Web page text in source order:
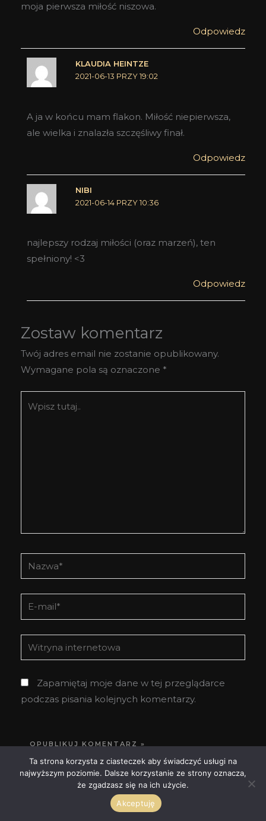
moja pierwsza miłość niszowa.
Odpowiedz
KLAUDIA HEINTZE
2021-06-13 PRZY 19:02
A ja w końcu mam flakon. Miłość niepierwsza,
ale wielka i znalazła szczęśliwy finał.
Odpowiedz
NIBI
2021-06-14 PRZY 10:36
najlepszy rodzaj miłości (oraz marzeń), ten
spełniony! <3
Odpowiedz
Zostaw komentarz
Twój adres email nie zostanie opublikowany.
Wymagane pola są oznaczone *
tutaj..
Nazwa*
E-
mail*
Witryna
internetowa
Zapamiętaj moje dane w tej przeglądarce
podczas pisania kolejnych komentarzy.
Ta strona korzysta z ciasteczek aby świadczyć usługi na
najwyższym poziomie. Dalsze korzystanie ze strony oznacza,
że zgadzasz się na ich użycie.
Akceptuję